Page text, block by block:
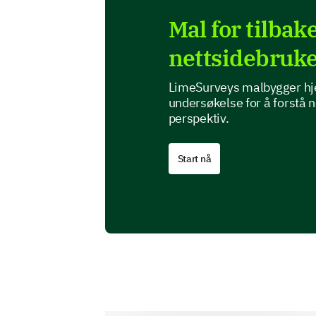
Mal for
LimeSurveys malbygger
undersøkelse for å forstå
perspektiv.
Start nå